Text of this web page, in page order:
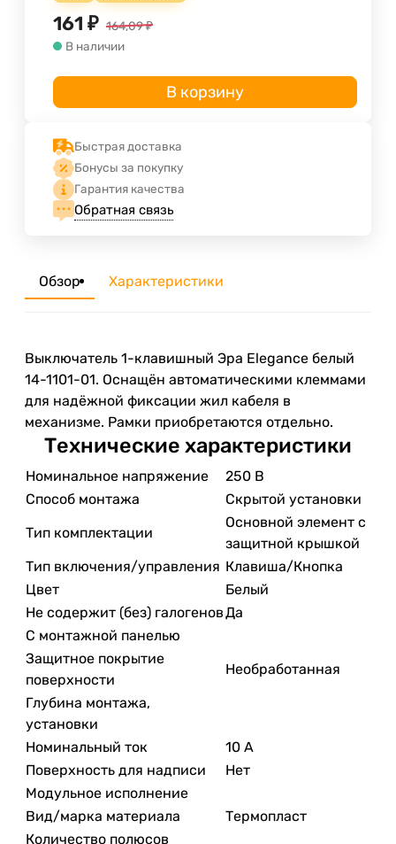
161 ₽ 164,09₽
В наличии
В корзину
Быстрая доставка
Бонусы за покупку
Гарантия качества
Обратная связь
Обзор Характеристики
Выключатель 1-клавишный Эра Elegance белый
14-1101-01. Оснащён автоматическими клеммами
для надёжной фиксации жил кабеля в
механизме. Рамки приобретаются отдельно.
Технические характеристики
Номинальное напряжение
250 В
Способ монтажа
Скрытой установки
Тип комплектации
Основной элемент с
защитной крышкой
Тип включения/управления Клавиша/Кнопка
Цвет
Белый
Не содержит (без) галогеновДа
С монтажной панелью
Защитное покрытие
поверхности
Необработанная
Глубина монтажа,
установки
Номинальный ток
10 А
Поверхность для надписи
Нет
Модульное исполнение
Вид/марка материала
Термопласт
Количество полюсов